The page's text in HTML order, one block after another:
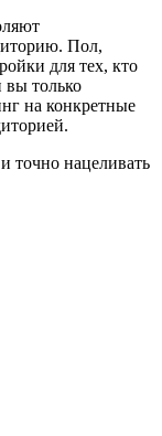
Пол,
для тех, кто
вы только
на конкретные
точно нацеливать